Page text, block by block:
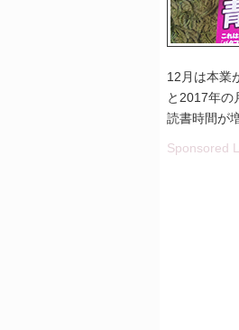
12月は本業
と2017年の
読書時間が
Sponsored